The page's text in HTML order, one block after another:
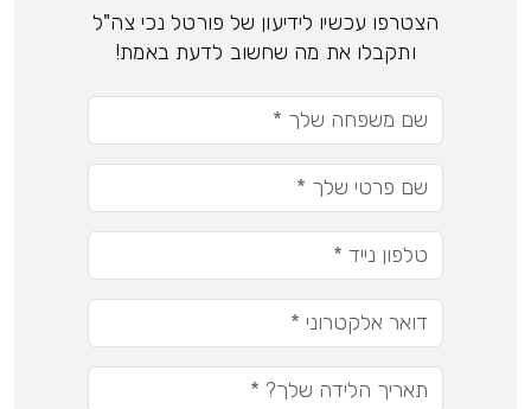
הצטרפו עכשיו לידיעון של פורטל נכי צה"ל
ותקבלו את מה שחשוב לדעת באמת!